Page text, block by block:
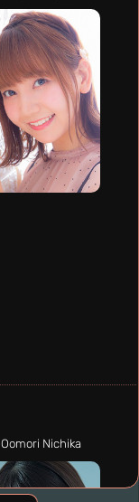
Oomori Nichika